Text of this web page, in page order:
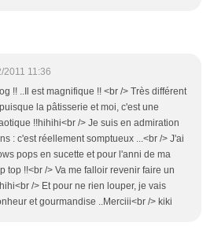
2011 11:36
!! ..Il est magnifique !! <br /> Très différent
la pâtisserie et moi, c'est une
!!hihihi<br /> Je suis en admiration
: c'est réellement somptueux ...<br /> J'ai
pops en sucette et pour l'anni de ma
top !!<br /> Va me falloir revenir faire un
/> Et pour ne rien louper, je vais
et gourmandise ..Merciii<br /> kiki